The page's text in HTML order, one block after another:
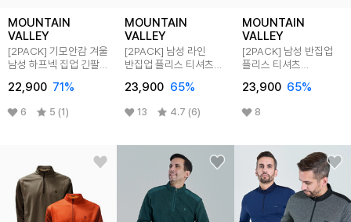
MOUNTAIN
VALLEY
[2PACK] 기모안감 겨울
남성 하프넥 집업 긴팔
22,900 71 %
6 5 (1)
MOUNTAIN
VALLEY
[2PACK] 남성 라인
반집업 플리스 티셔츠
23,900 65%
13 4.7 (6)
MOUNTAIN
VALLEY
[2PACK] 남성 반집업
플리스 티셔츠
23,900 65%
8